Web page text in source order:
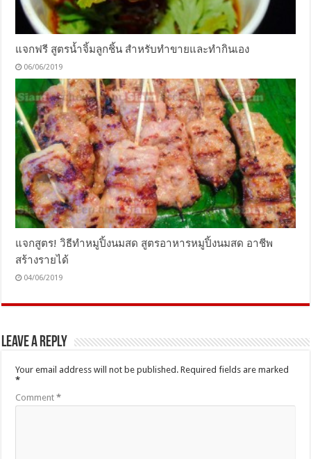
แจกฟรี สูตรน้ำจิ้มลูกชิ้น สำหรับทำขายและทำกินเอง
06/06/2019
แจกสูตร! วิธีทำหมูปิ้งนมสด สูตรอาหารหมูปิ้งนมสด อาชีพ
สร้างรายได้
04/06/2019
Leave a Reply
Your email address will not be published. Required fields are marked
*
Comment*